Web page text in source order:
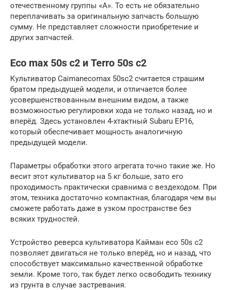
отечественному группы «А». То есть не обязательно
переплачивать за оригинальную запчасть большую
сумму. Не представляет сложности приобретение и
других запчастей.
Еco max 50s c2 и Terro 50s c2
Культиватор Сaimanecomax 50sc2 считается страшим
братом предыдущей модели, и отличается более
усовершенствованным внешним видом, а также
возможностью регулировки хода не только назад, но и
вперёд. Здесь установлен 4-хтактный Subaru EP16,
который обеспечивает мощность аналогичную
предыдущей модели.
Параметры обработки этого агрегата точно такие же. Но
весит этот культиватор на 5 кг больше, зато его
проходимость практически сравнима с вездеходом. При
этом, техника достаточно компактная, благодаря чем вы
сможете работать даже в узком пространстве без
всяких трудностей.
Устройство реверса культиватора Кайман eco 50s c2
позволяет двигаться не только вперёд, но и назад, что
способствует максимально качественной обработке
земли. Кроме того, так будет легко освободить технику
из грунта в случае застревания.